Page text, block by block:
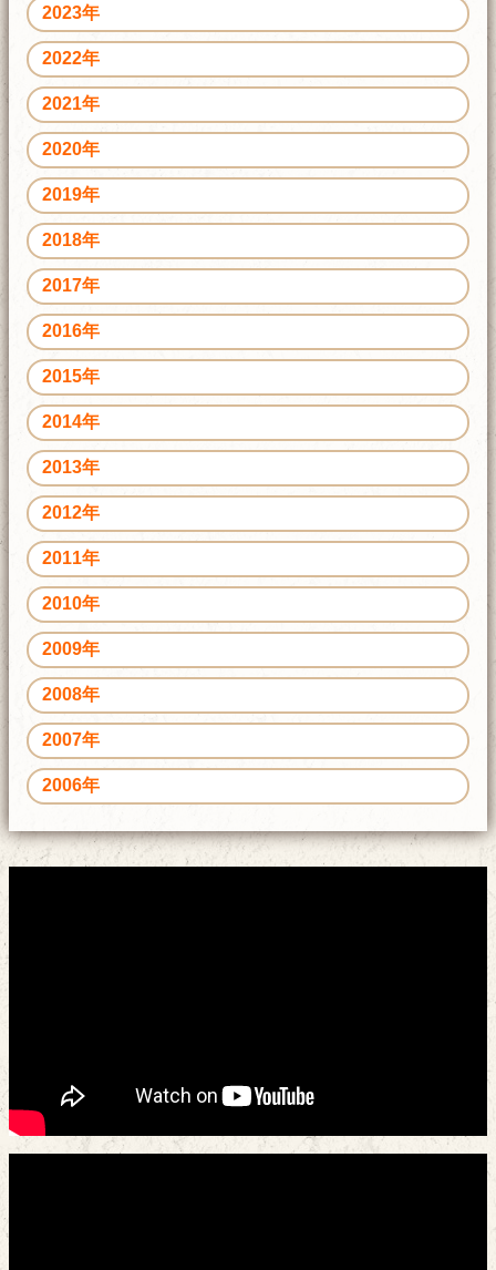
2023年
2022年
2021年
2020年
2019年
2018年
2017年
2016年
2015年
2014年
2013年
2012年
2011年
2010年
2009年
2008年
2007年
2006年